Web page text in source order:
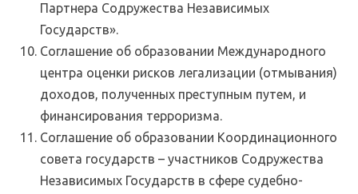
Партнера Содружества Независимых
Государств».
Соглашение об образовании Международного
центра оценки рисков легализации (отмывания)
доходов, полученных преступным путем, и
финансирования терроризма.
Соглашение об образовании Координационного
совета государств – участников Содружества
Независимых Государств в сфере судебно-